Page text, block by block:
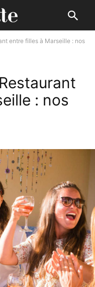
entre filles à Marseille : nos
: nos